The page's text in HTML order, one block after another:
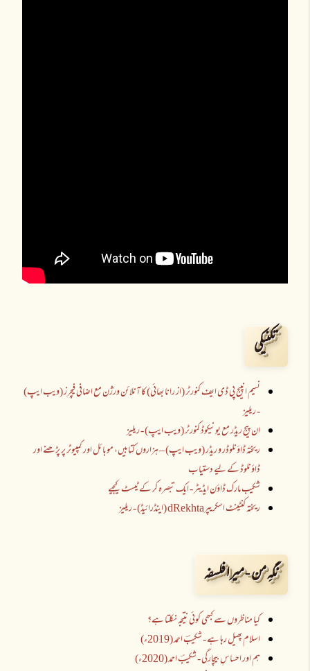
تکنیکی
نسیم انپیج پی ڈی ایف کنورٹر (از رانا بھائی) کا آنلائن ورژن مع اضافی فیچرز (ویب ایپ)
- ریلیز
ان پیج ریڈر مع یونیکوڈ کنورٹر (ویب ایپ) - ریلیز
ریختہ ڈاؤنلوڈر و ریڈر (ویب ایپ) – ہزاروں کتابیں، موبائل اور کمپیوٹر پر پڑھنے اور
ڈاؤنلوڈ کے لیے دستیاب
شکیب مارک ڈاؤن ایڈیٹر - ایک تبصرہ کر کے ٹیسٹ کیجیے
ریختہ کنٹینٹ اسکریپرdRekhta (اینڈرائیڈ) - ریلیز
نگہِ من - میرا فلسفہ
کیا مناظروں سے کبھی کوئی نتیجہ نکلتا ہے؟
اسلام پھیل رہا ہے - شکیبؔ احمد (2019ء)
ہم اور احساسِ بیچارگی - شکیبؔ احمد (2020ء)